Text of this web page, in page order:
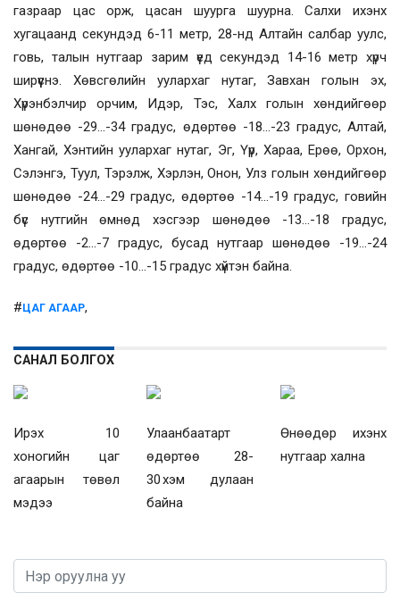
газраар цас орж, цасан шуурга шуурна. Салхи ихэнх
хугацаанд секундэд 6-11 метр, 28-нд Алтайн салбар уулс,
говь, талын нутгаар зарим үед секундэд 14-16 метр хүрч
ширүүснэ. Хөвсгөлийн уулархаг нутаг, Завхан голын эх,
Хүрэнбэлчир орчим, Идэр, Тэс, Халх голын хөндийгөөр
шөнөдөө -29…-34 градус, өдөртөө -18…-23 градус, Алтай,
Хангай, Хэнтийн уулархаг нутаг, Эг, Үүр, Хараа, Ерөө, Орхон,
Сэлэнгэ, Туул, Тэрэлж, Хэрлэн, Онон, Улз голын хөндийгөөр
шөнөдөө -24…-29 градус, өдөртөө -14…-19 градус, говийн
бүс нутгийн өмнөд хэсгээр шөнөдөө -13…-18 градус,
өдөртөө -2…-7 градус, бусад нутгаар шөнөдөө -19…-24
градус, өдөртөө -10…-15 градус хүйтэн байна.
# ЦАГ АГААР,
САНАЛ БОЛГОХ
Ирэх 10
хоногийн цаг
агаарын төвөл
мэдээ
Улаанбаатарт
өдөртөө 28-
30 хэм дулаан
байна
Өнөөдөр ихэнх
нутгаар хална